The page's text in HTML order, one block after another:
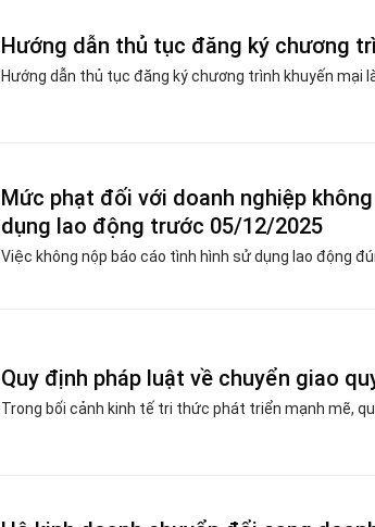
Hướng dẫn thủ tục đăng ký chương
Hướng dẫn thủ tục đăng ký chương trình khuyến mại là
Mức phạt đối với doanh nghiệp
dụng lao động trước 05/12/2025
Việc không nộp báo cáo tình hình sử dụng lao động
Quy định pháp luật về chuyển giao
Trong bối cảnh kinh tế tri thức phát triển mạnh mẽ,